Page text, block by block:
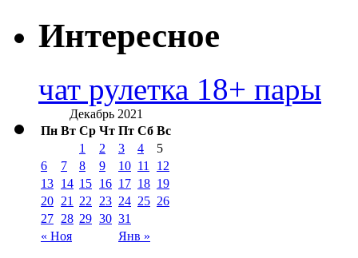
Интересное
чат рулетка 18+ пары
Декабрь 2021
Пн Вт Ср Чт Пт Сб Вс
« Ноя Янв »
1 2 3 4
5
6
7 8 9 10 11
12
13 14 15 16 17 18 19
20 21 22 23 24 25 26
27 28 29 30 31